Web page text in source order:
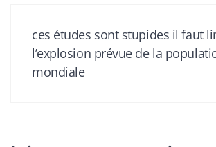
ces études sont stupides il faut
l’explosion prévue de la
mondiale